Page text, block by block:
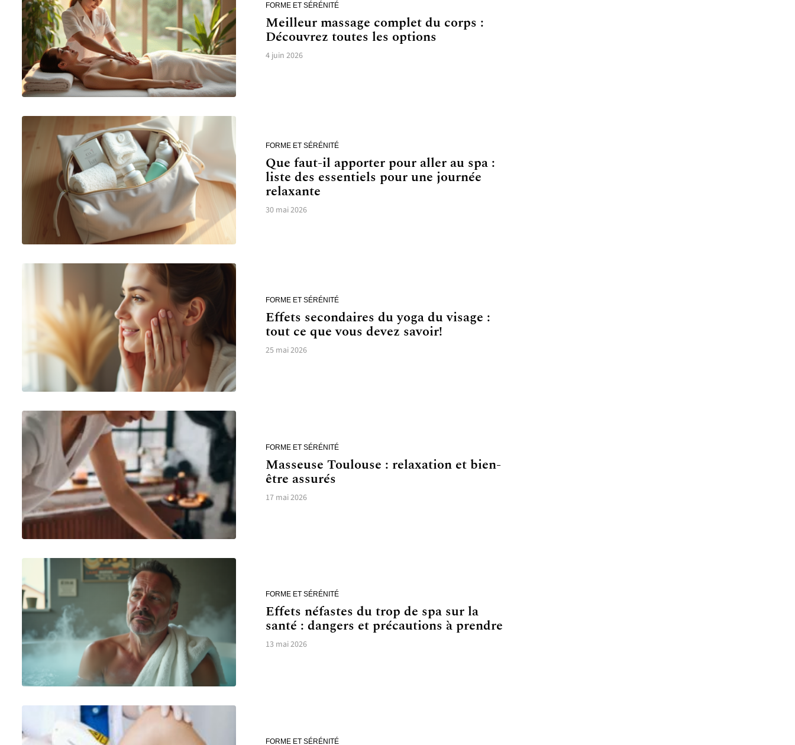
FORME ET SÉRÉNITÉ
Meilleur massage complet du corps :
Découvrez toutes les options
4 juin 2026
FORME ET SÉRÉNITÉ
Que faut-il apporter pour aller au spa :
liste des essentiels pour une journée
relaxante
30 mai 2026
FORME ET SÉRÉNITÉ
Effets secondaires du yoga du visage :
tout ce que vous devez savoir!
25 mai 2026
FORME ET SÉRÉNITÉ
Masseuse Toulouse : relaxation et bien-
être assurés
17 mai 2026
FORME ET SÉRÉNITÉ
Effets néfastes du trop de spa sur la
santé : dangers et précautions à prendre
13 mai 2026
FORME ET SÉRÉNITÉ